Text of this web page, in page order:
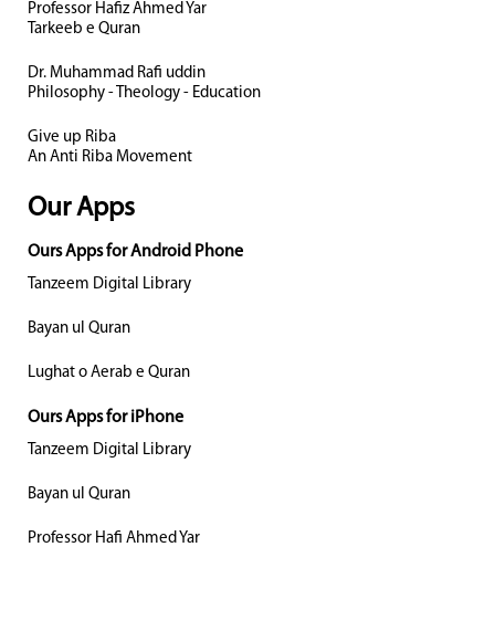
Professor Hafiz Ahmed Yar
Tarkeeb e Quran
Dr. Muhammad Rafi uddin
Philosophy - Theology - Education
Give up Riba
An Anti Riba Movement
Our Apps
Ours Apps for Android Phone
Tanzeem Digital Library
Bayan ul Quran
Lughat o Aerab e Quran
Ours Apps for iPhone
Tanzeem Digital Library
Bayan ul Quran
Professor Hafi Ahmed Yar